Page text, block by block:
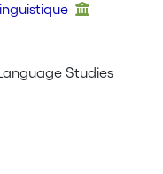
Studies